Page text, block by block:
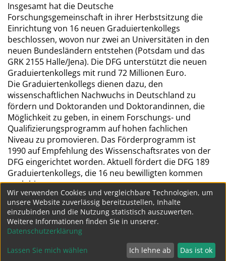
Insgesamt hat die Deutsche
Forschungsgemeinschaft in ihrer Herbstsitzung die
Einrichtung von 16 neuen Graduiertenkollegs
beschlossen, wovon nur zwei an Universitäten in den
neuen Bundesländern entstehen (Potsdam und das
GRK 2155 Halle/Jena). Die DFG unterstützt die neuen
Graduiertenkollegs mit rund 72 Millionen Euro.
Die Graduiertenkollegs dienen dazu, den
wissenschaftlichen Nachwuchs in Deutschland zu
fördern und Doktoranden und Doktorandinnen, die
Möglichkeit zu geben, in einem Forschungs- und
Qualifizierungsprogramm auf hohen fachlichen
Niveau zu promovieren. Das Förderprogramm ist
1990 auf Empfehlung des Wissenschaftsrates von der
DFG eingerichtet worden. Aktuell fördert die DFG 189
Graduiertenkollegs, die 16 neu bewilligten kommen
noch hinzu.
321 322 ...
Datenschutz Impressum
Wir verwenden Cookies und vergleichbare Technologien, um
unsere Website zuverlässig bereitzustellen, Inhalte
einzubinden und die Nutzung statistisch auszuwerten.
Weitere Informationen finden Sie in unserer.
Datenschutzerklärung
Lassen Sie mich wählen Ich lehne ab Das ist ok